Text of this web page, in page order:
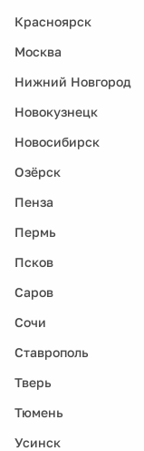
Красноярск
Москва
Нижний Новгород
Новокузнецк
Новосибирск
Озёрск
Пенза
Пермь
Псков
Саров
Сочи
Ставрополь
Тверь
Тюмень
Усинск